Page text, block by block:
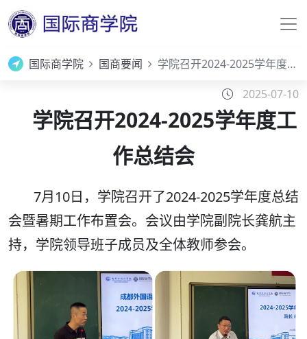
国际商学院 国商要闻
学院召开2024-2025学年度工作总结会
2025-07-10
学院召开2024-2025学年度工
作总结会
7月10日，学院召开了2024-2025学年度总结
会暨暑期工作布置会。会议由学院副院长龚航主
持，学院领导班子成员及全体教师参会。